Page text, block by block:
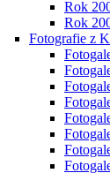
Rok
Rok
Fotografie z